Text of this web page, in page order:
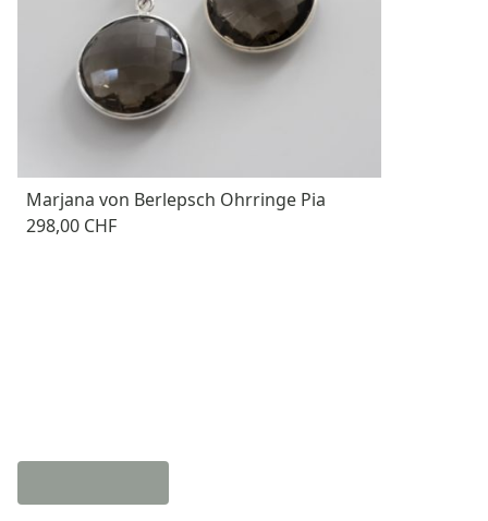
Marjana von Berlepsch Ohrringe Pia
298,00 CHF